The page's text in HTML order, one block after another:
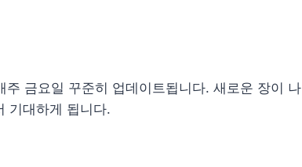
주 금요일 꾸준히 업데이트됩니다. 새로운 장이 나
기대하게 됩니다.